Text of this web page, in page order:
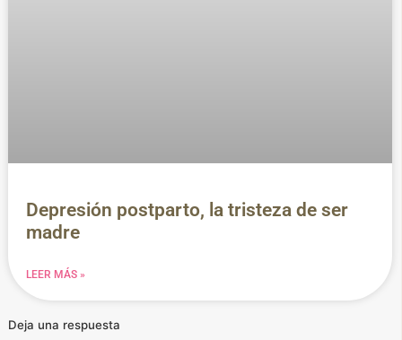
Depresión postparto, la tristeza de ser
madre
LEER MÁS »
Deja una respuesta